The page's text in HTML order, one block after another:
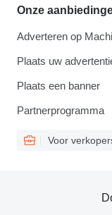
Onze
Adverteren op
Plaats uw
Plaats een banner
Partnerprogramma
Voor